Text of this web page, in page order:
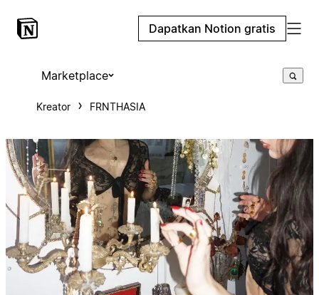
Dapatkan Notion gratis
Marketplace
Kreator FRNTHASIA